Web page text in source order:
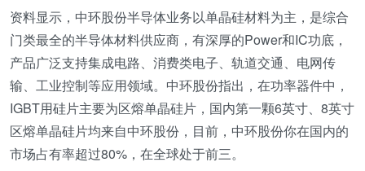
资料显示，中环股份半导体业务以单晶硅材料为主，是综合
门类最全的半导体材料供应商，有深厚的Power和IC功底，
产品广泛支持集成电路、消费类电子、轨道交通、电网传
输、工业控制等应用领域。中环股份指出，在功率器件中，
IGBT用硅片主要为区熔单晶硅片，国内第一颗6英寸、8英寸
区熔单晶硅片均来自中环股份，目前，中环股份你在国内的
市场占有率超过80%，在全球处于前三。